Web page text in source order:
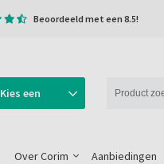
Beoordeeld met een 8.5!
Kies een
Over Corim Aanbiedingen